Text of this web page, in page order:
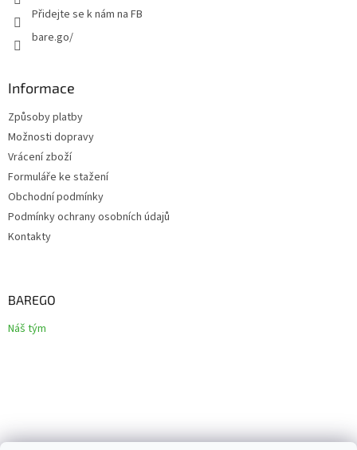
Přidejte se k nám na FB
bare.go/
Informace
Způsoby platby
Možnosti dopravy
Vrácení zboží
Formuláře ke stažení
Obchodní podmínky
Podmínky ochrany osobních údajů
Kontakty
BAREGO
Náš tým